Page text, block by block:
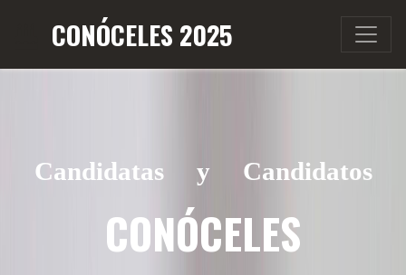
CONÓCELES 2025
Candidatas y Candidatos
CONÓCELES